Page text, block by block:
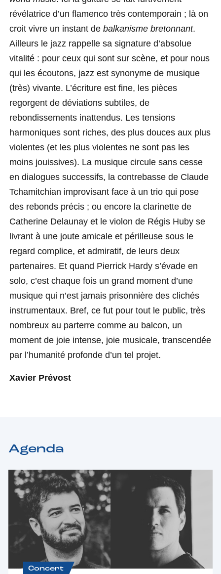
révélatrice d’un flamenco très contemporain ; là on
croit vivre un instant de balkanisme bretonnant.
Ailleurs le jazz rappelle sa signature d’absolue
vitalité : pour ceux qui sont sur scène, et pour nous
qui les écoutons, jazz est synonyme de musique
(très) vivante. L’écriture est fine, les pièces
regorgent de déviations subtiles, de
rebondissements inattendus. Les tensions
harmoniques sont riches, des plus douces aux plus
violentes (et les plus violentes ne sont pas les
moins jouissives). La musique circule sans cesse
en dialogues successifs, la contrebasse de Claude
Tchamitchian improvisant face à un trio qui pose
des rebonds précis ; ou encore la clarinette de
Catherine Delaunay et le violon de Régis Huby se
livrant à une joute amicale et périlleuse sous le
regard complice, et admiratif, de leurs deux
partenaires. Et quand Pierrick Hardy s’évade en
solo, c’est chaque fois un grand moment d’une
musique qui n’est jamais prisonnière des clichés
instrumentaux. Bref, ce fut pour tout le public, très
nombreux au parterre comme au balcon, un
moment de joie intense, joie musicale, transcendée
par l’humanité profonde d’un tel projet.
Xavier Prévost
Agenda
Concert